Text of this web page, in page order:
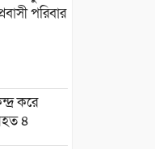
পরিবার
করে
৪